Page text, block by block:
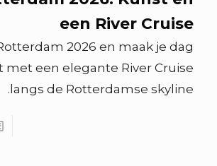
een River Cruise
2026 en maak je dag
een elegante River Cruise
langs de Rotterdamse skyline.